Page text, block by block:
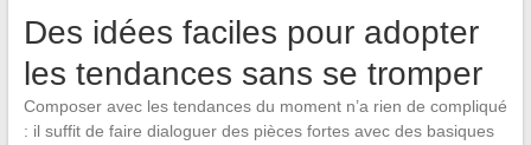
Des idées faciles pour adopter
les tendances sans se tromper
Composer avec les tendances du moment n’a rien de compliqué
: il suffit de faire dialoguer des pièces fortes avec des basiques